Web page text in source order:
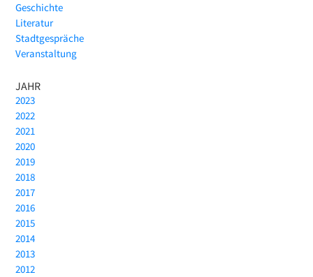
Geschichte
Literatur
Stadtgespräche
Veranstaltung
JAHR
2023
2022
2021
2020
2019
2018
2017
2016
2015
2014
2013
2012